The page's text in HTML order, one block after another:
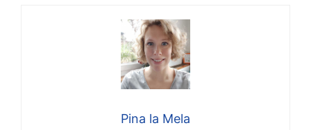
Pina la Mela